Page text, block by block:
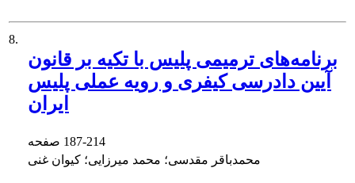
8.
برنامه‌های ترمیمی پلیس با تکیه بر قانون
آیین دادرسی کیفری و رویه عملی پلیس
ایران
187-214
محمدباقر مقدسی؛ محمد میرزایی؛ کیوان غنی